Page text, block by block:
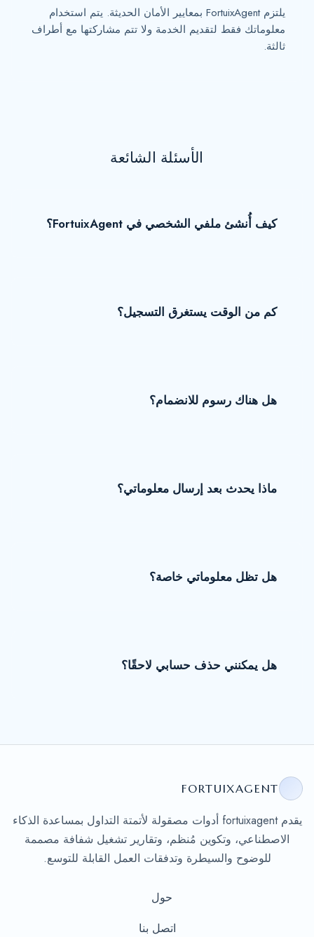
يلتزم FortuixAgent بمعايير الأمان الحديثة. يتم استخدام
معلوماتك فقط لتقديم الخدمة ولا تتم مشاركتها مع أطراف
ثالثة.
الأسئلة الشائعة
كيف أُنشئ ملفي الشخصي في FortuixAgent؟
كم من الوقت يستغرق التسجيل؟
هل هناك رسوم للانضمام؟
ماذا يحدث بعد إرسال معلوماتي؟
هل تظل معلوماتي خاصة؟
هل يمكنني حذف حسابي لاحقًا؟
FORTUIXAGENT
يقدم fortuixagent أدوات مصقولة لأتمتة التداول بمساعدة الذكاء
الاصطناعي، وتكوين مُنظم، وتقارير تشغيل شفافة مصممة
للوضوح والسيطرة وتدفقات العمل القابلة للتوسع.
حول
اتصل بنا